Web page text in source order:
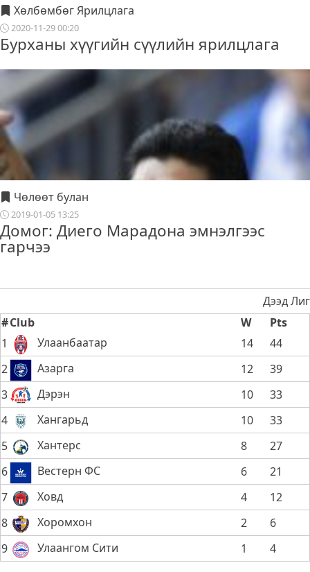
Хөлбөмбөг Ярилцлага
2020-11-29 00:20
Бурханы хүүгийн сүүлийн ярилцлага
Чөлөөт булан
2019-01-05 13:25
Домог: Диего Марадона эмнэлгээс
гарчээ
Дээд Лиг
#Club W
Pts
1
Улаанбаатар 14
44
2
Азарга 12
39
3
Дэрэн 10
33
4
Хангарьд 10
33
5
Хантерс 8
27
6
Вестерн ФС 6
21
7
Ховд 4
12
8
Хоромхон 2
6
9
Улаангом Сити 1 4